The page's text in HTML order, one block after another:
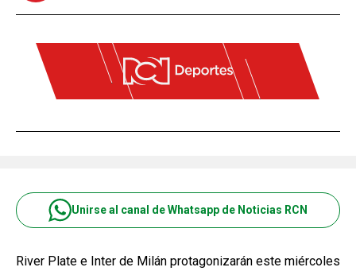
Unirse al canal de Whatsapp de Noticias RCN
River Plate e Inter de Milán protagonizarán este miércoles